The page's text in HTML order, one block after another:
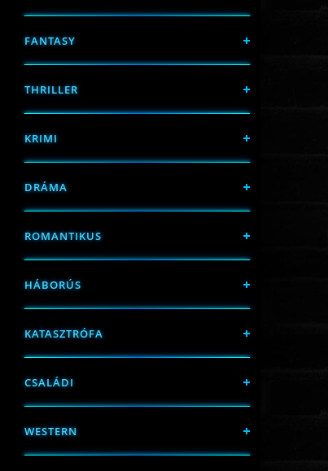
FANTASY
THRILLER
KRIMI
DRÁMA
ROMANTIKUS
HÁBORÚS
KATASZTRÓFA
CSALÁDI
WESTERN